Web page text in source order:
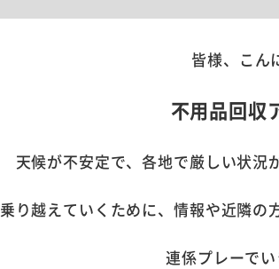
皆様、こ
不用品回収
天候が不安定で、各地で厳しい状況
乗り越えていくために、情報や近隣の
連係プレーで